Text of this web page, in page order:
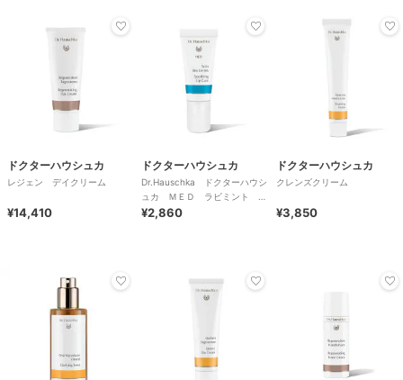
ドクターハウシュカ
レジェン デイクリーム
¥14,410
ドクターハウシュカ
Dr.Hauschka ドクターハウシ
ュカ ＭＥＤ ラビミント リ
ップケア
¥2,860
ドクターハウシュカ
クレンズクリーム
¥3,850